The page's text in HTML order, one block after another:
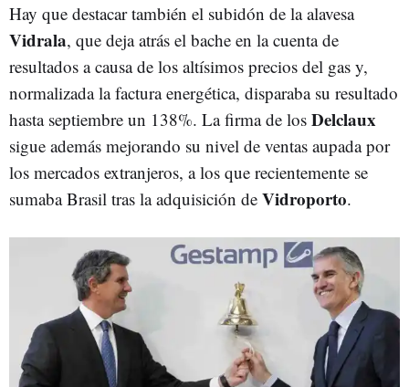
Hay que destacar también el subidón de la alavesa
Vidrala, que deja atrás el bache en la cuenta de
resultados a causa de los altísimos precios del gas y,
normalizada la factura energética, disparaba su resultado
hasta septiembre un 138%. La firma de los Delclaux
sigue además mejorando su nivel de ventas aupada por
los mercados extranjeros, a los que recientemente se
sumaba Brasil tras la adquisición de Vidroporto.